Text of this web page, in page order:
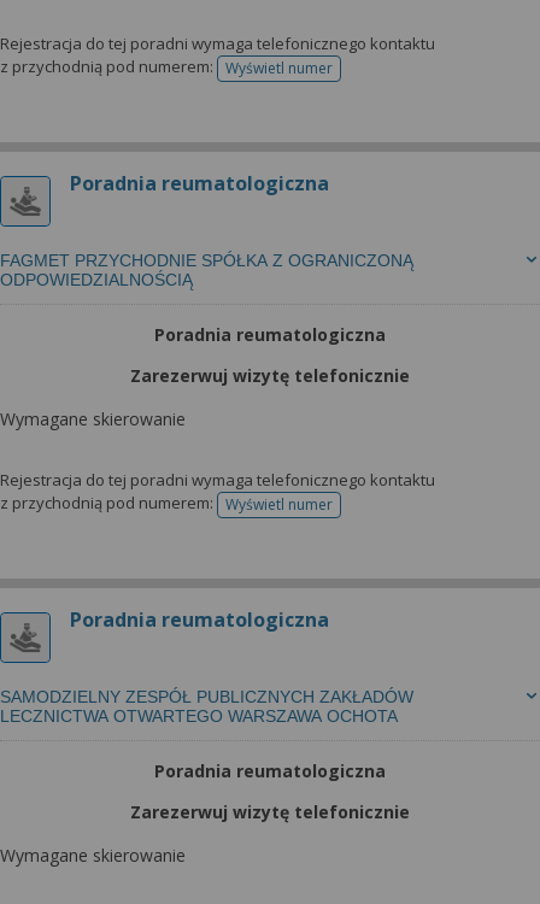
Rejestracja do tej poradni wymaga telefonicznego kontaktu
z przychodnią pod numerem:
Wyświetl numertelefonu do rejestracji
Poradnia reumatologiczna
FAGMET PRZYCHODNIE SPÓŁKA Z OGRANICZONĄ
ODPOWIEDZIALNOŚCIĄ
Poradnia reumatologiczna
Zarezerwuj wizytę telefonicznie
Wymagane skierowanie
Rejestracja do tej poradni wymaga telefonicznego kontaktu
z przychodnią pod numerem:
Wyświetl numertelefonu do rejestracji
Poradnia reumatologiczna
SAMODZIELNY ZESPÓŁ PUBLICZNYCH ZAKŁADÓW
LECZNICTWA OTWARTEGO WARSZAWA OCHOTA
Poradnia reumatologiczna
Zarezerwuj wizytę telefonicznie
Wymagane skierowanie